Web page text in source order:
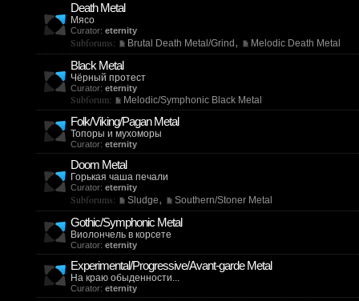
Death Metal
Мясо
Curator: eternity
Subforums: Brutal Death Metal/Grind , Melodic Death Metal
Black Metal
Чёрный протест
Curator: eternity
Subforum: Melodic/Symphonic Black Metal
Folk/Viking/Pagan Metal
Топоры и мухоморы
Curator: eternity
Doom Metal
Горькая чаша печали
Curator: eternity
Subforums: Sludge, Southern/Stoner Metal
Gothic/Symphonic Metal
Виолончель в корсете
Curator: eternity
Experimental/Progressive/Avant-garde Metal
На краю обыденности...
Curator: eternity